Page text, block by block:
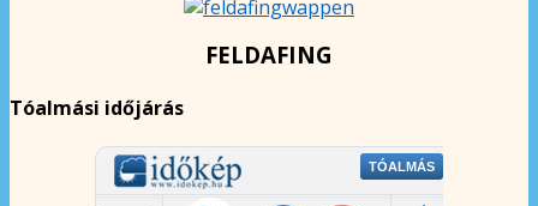
FELDAFING
Tóalmási időjárás